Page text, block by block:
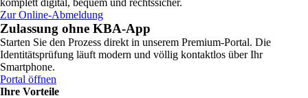
Zur Online-Abmeldung
Zulassung ohne KBA-App
Starten Sie den Prozess direkt in unserem Premium-Portal. Die
Identitätsprüfung läuft modern und völlig kontaktlos über Ihr
Smartphone.
Portal öffnen
Ihre Vorteile